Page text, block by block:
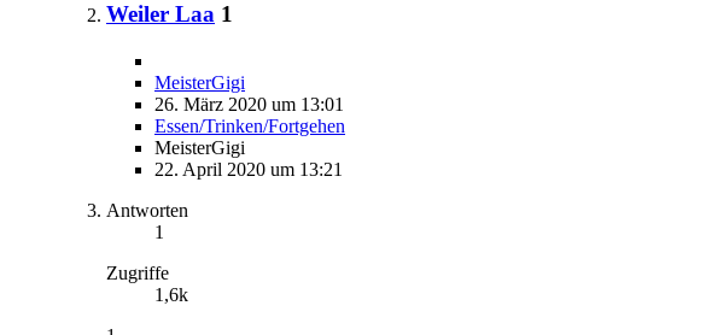
Weiler Laa 1
MeisterGigi
26. März 2020 um 13:01
Essen/Trinken/Fortgehen
MeisterGigi
22. April 2020 um 13:21
Antworten
1
Zugriffe
1,6k